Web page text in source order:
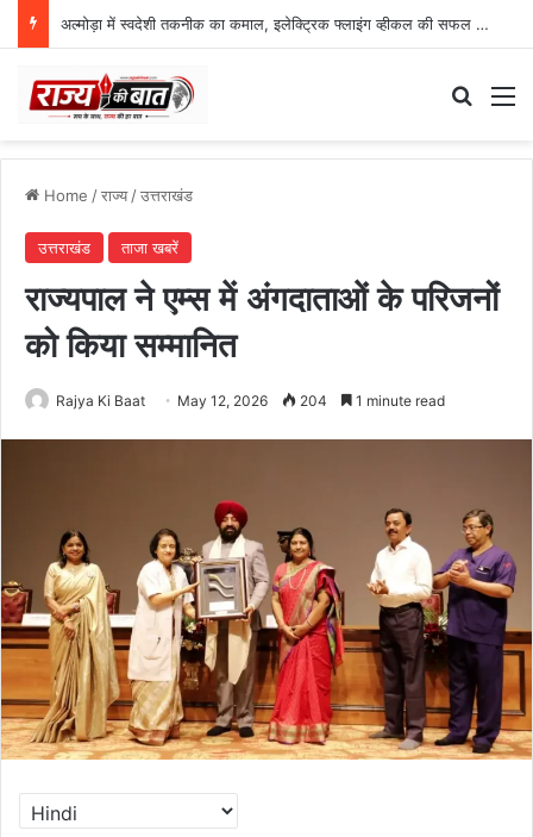
अल्मोड़ा में स्वदेशी तकनीक का कमाल, इलेक्ट्रिक फ्लाइंग व्हीकल की सफल ट्रायल उड़ान
Home /राज्य/उत्तराखंड
उत्तराखंड ताजा खबरें
राज्यपाल ने एम्स में अंगदाताओं के परिजनों
को किया सम्मानित
Rajya Ki Baat May 12, 2026 204 1 minute read